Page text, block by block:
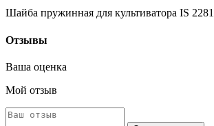
Шайба пружинная для культиватора IS 2281
Отзывы
Ваша оценка
Мой отзыв